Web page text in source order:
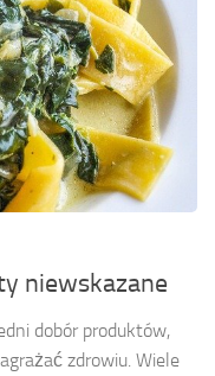
niewskazane
dobór produktów,
zdrowiu. Wiele